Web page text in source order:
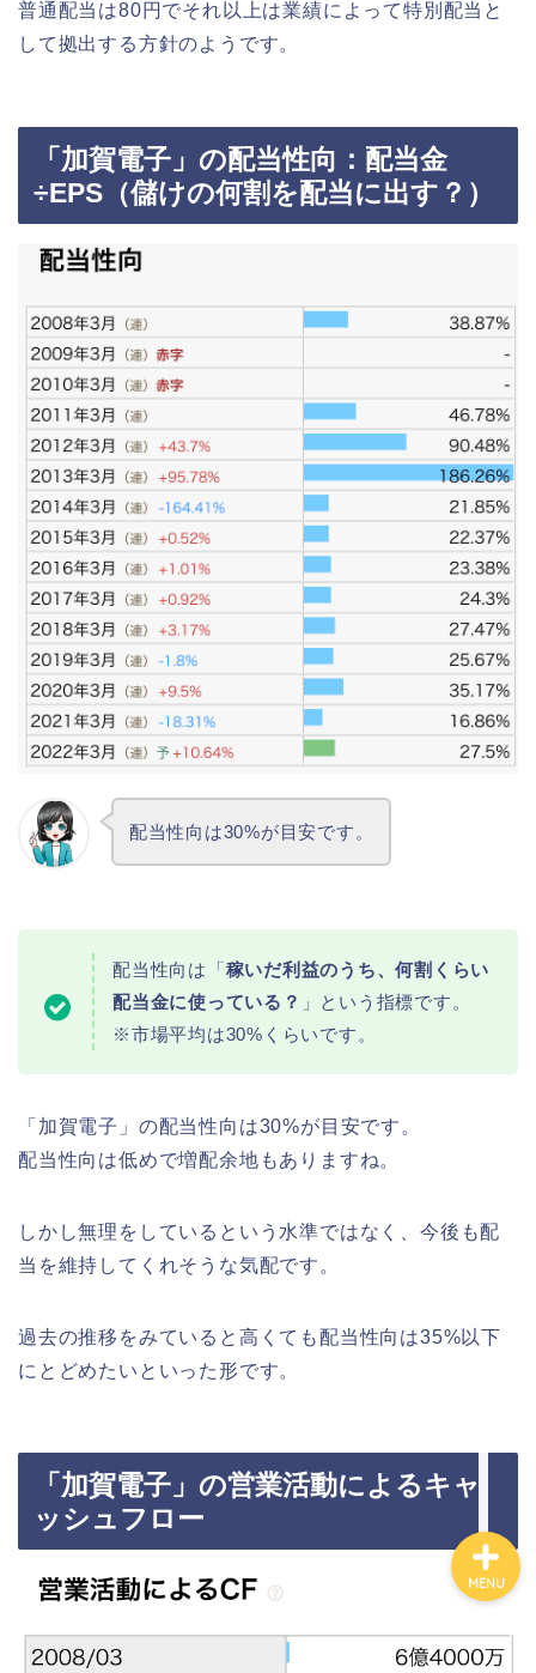
普通配当は80円でそれ以上は業績によって特別配当と
して拠出する方針のようです。
「加賀電子」の配当性向：配当金
÷EPS（儲けの何割を配当に出す？）
配当性向は30%が目安です。
配当性向は「稼いだ利益のうち、何割くらい
配当金に使っている？ 」という指標です。
※市場平均は30%くらいです。
「加賀電子」の配当性向は30%が目安です。
配当性向は低めで増配余地もありますね。
しかし無理をしているという水準ではなく、今後も配
当を維持してくれそうな気配です。
過去の推移をみていると高くても配当性向は35%以下
にとどめたいといった形です。
「加賀電子」の営業活動によるキャ
ッシュフロー
MENU
選
おすすめ読書の要約